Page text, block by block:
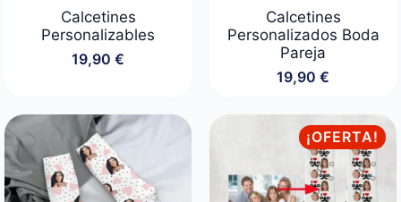
Calcetines
Personalizables
19,90 €
Calcetines
Personalizados Boda
Pareja
19,90 €
¡OFERTA!